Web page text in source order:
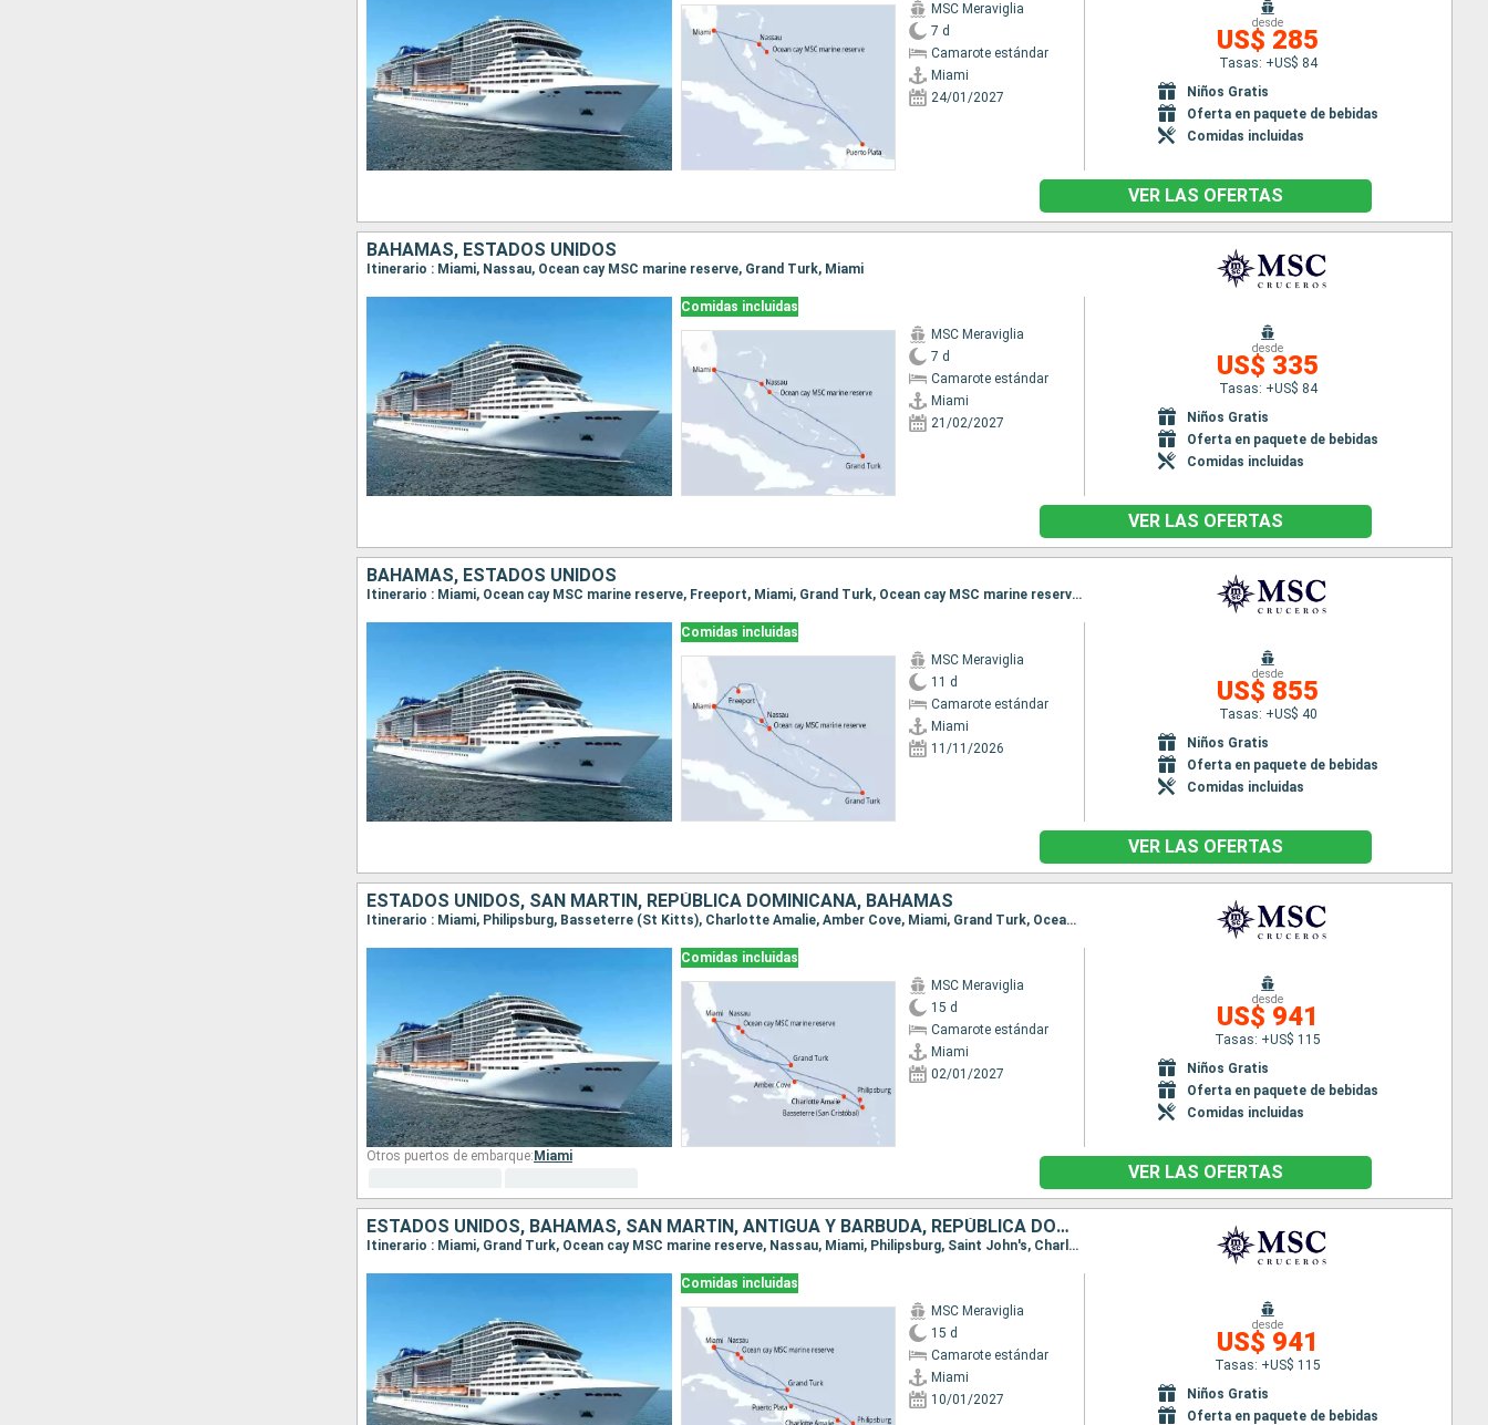
MSC Meraviglia
7 d
Camarote estándar
Miami
24/01/2027
desde
US$ 285
Tasas: +US$ 84
Niños Gratis
Oferta en paquete de bebidas
Comidas incluidas
VER LAS OFERTAS
BAHAMAS, ESTADOS UNIDOS
Itinerario : Miami, Nassau, Ocean cay MSC marine reserve, Grand Turk, Miami
Comidas incluidas
MSC Meraviglia
7 d
Camarote estándar
Miami
21/02/2027
desde
US$ 335
Tasas: +US$ 84
Niños Gratis
Oferta en paquete de bebidas
Comidas incluidas
VER LAS OFERTAS
BAHAMAS, ESTADOS UNIDOS
Itinerario : Miami, Ocean cay MSC marine reserve, Freeport, Miami, Grand Turk, Ocean cay MSC marine reserve, Nassau, Miami
Comidas incluidas
MSC Meraviglia
11 d
Camarote estándar
Miami
11/11/2026
desde
US$ 855
Tasas: +US$ 40
Niños Gratis
Oferta en paquete de bebidas
Comidas incluidas
VER LAS OFERTAS
ESTADOS UNIDOS, SAN MARTÍN, REPÚBLICA DOMINICANA, BAHAMAS
Itinerario : Miami, Philipsburg, Basseterre (St Kitts), Charlotte Amalie, Amber Cove, Miami, Grand Turk, Ocean cay MSC marine reserve, Nassau, Miami
Comidas incluidas
MSC Meraviglia
15 d
Camarote estándar
Miami
02/01/2027
desde
US$ 941
Tasas: +US$ 115
Niños Gratis
Oferta en paquete de bebidas
Comidas incluidas
Otros puertos de embarque: Miami
VER LAS OFERTAS
ESTADOS UNIDOS, BAHAMAS, SAN MARTÍN, ANTIGUA Y BARBUDA, REPÚBLICA DOMINICANA
Itinerario : Miami, Grand Turk, Ocean cay MSC marine reserve, Nassau, Miami, Philipsburg, Saint John's, Charlotte Amalie, Puerto Plata, Miami
Comidas incluidas
MSC Meraviglia
15 d
Camarote estándar
Miami
10/01/2027
desde
US$ 941
Tasas: +US$ 115
Niños Gratis
Oferta en paquete de bebidas